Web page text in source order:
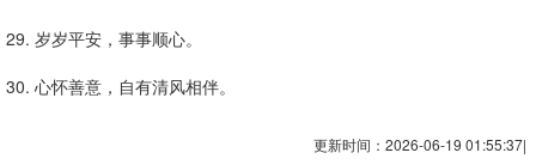
29. 岁岁平安，事事顺心。
30. 心怀善意，自有清风相伴。
更新时间：2026-06-19 01:55:37|